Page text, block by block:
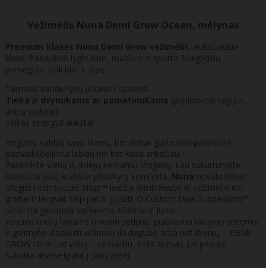
Vežimėlis Nuna Demi Grow Ocean, mėlynas
Premium klasės Nuna Demi Grow vežimėlis. Aukščiausia
klasė. Pasaulinio lygio kino, muzikos ir sporto žvaigždžių
pamėgtas. Gali būti ir Jūsų.
Tamsios vandenynų (Ocean) spalvos.
Tinka ir dvynukams ar pametinukams (papildomai įsigijus
antrą sėdynę).
Vaikas sėdi/guli aukštai.
Negalite valdyti savo likimo, bet dabar galite būti pasiruošę
pasivaikščiojimui labiau nei bet kada anksčiau.
Pasirinkite vieną iš dviejų keičiamų stogelių, kad sukurtumėte
labiausiai Jūsų kūdikiui pritaikytą komfortą. Nuna novatoriškas
MagneTech Secure Snap™ leidžia išimti mažylį iš vežimėlio itin
greitai ir lengvai, taip pat ir jį įdėti. O Custom Dual Suspension™
užtikrina geriausią važiavimą kūdikiui ir Jums.
Visiems metų laikams tinkanti sėdynė, prašmatni laikymo sistema
ir galimybė išsiplėsti vežimėlį iki dvigubo arba net dvynių – DEMI
GROW tikrai turi viską – nesvarbu, koks likimas jus pasuks.
Sukurta atsižvelgiant į jūsų ateitį.